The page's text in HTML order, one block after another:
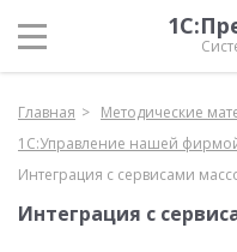
Главная
Методические
1С:Управление нашей
Интеграция с сервисами
Интеграция с